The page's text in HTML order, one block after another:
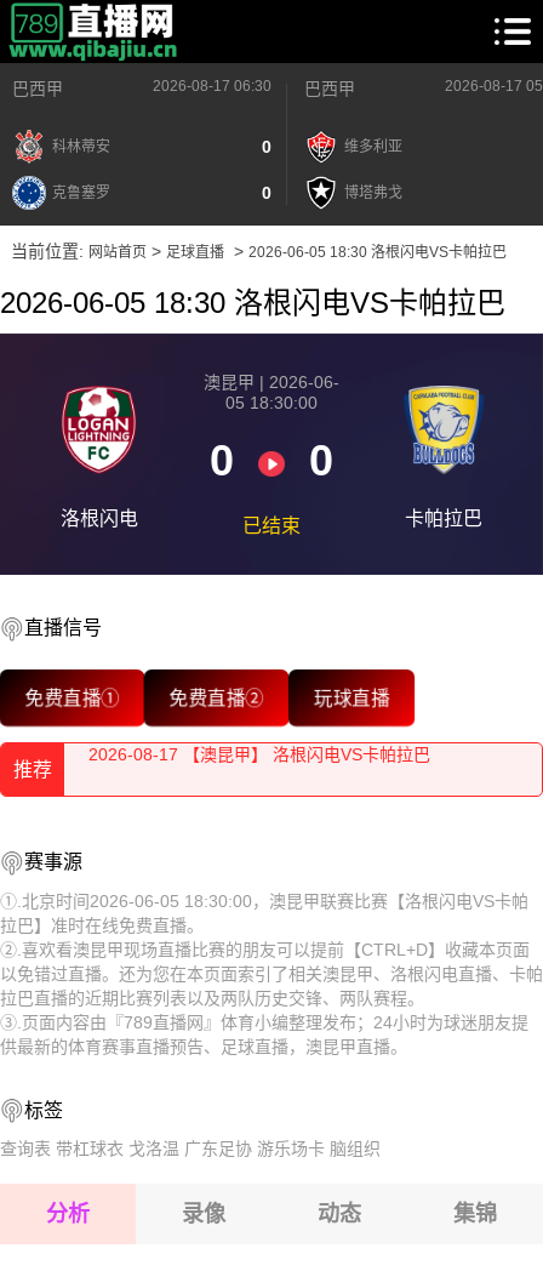
巴西甲 2026-08-17 06:30
科林蒂安 0
克鲁塞罗 0
巴西甲 2026-08-17
维多利亚
博塔弗戈
当前位置: 网站首页> 足球直播> 2026-06-05 18:30 洛根闪电VS卡帕拉巴
2026-06-05 18:30 洛根闪电VS卡帕拉巴
洛根闪电
澳昆甲 | 2026-06-
05 18:30:00
0 0
已结束 卡帕拉巴
直播信号
免费直播① 免费直播② 玩球直播
推荐
2026-08-17 【澳昆甲】 洛根闪电VS卡帕拉巴
2026-08-17 【澳昆甲】 洛根闪电VS卡帕拉巴
2026-08-17 【澳昆甲】 洛根闪电VS卡帕拉巴
2026-08-17 【澳昆甲】 洛根闪电VS卡帕拉巴
2026-08-17 【澳昆甲】 洛根闪电VS卡帕拉巴
2026-08-17 【澳昆甲】 洛根闪电VS卡帕拉巴
2026-08-17 【澳昆甲】 洛根闪电VS卡帕拉巴
2026-08-17 【澳昆甲】 洛根闪电VS卡帕拉巴
2026-08-17 【澳昆甲】 洛根闪电VS卡帕拉巴
赛事源
①.北京时间2026-06-05 18:30:00，澳昆甲联赛比赛【洛根闪电VS卡帕
拉巴】准时在线免费直播。
②.喜欢看澳昆甲现场直播比赛的朋友可以提前【CTRL+D】收藏本页面
以免错过直播。还为您在本页面索引了相关澳昆甲、洛根闪电直播、卡帕
拉巴直播的近期比赛列表以及两队历史交锋、两队赛程。
③.页面内容由『789直播网』体育小编整理发布；24小时为球迷朋友提
供最新的体育赛事直播预告、足球直播，澳昆甲直播。
标签
查询表 带杠球衣 戈洛温 广东足协 游乐场卡 脑组织
分析 录像 动态 集锦